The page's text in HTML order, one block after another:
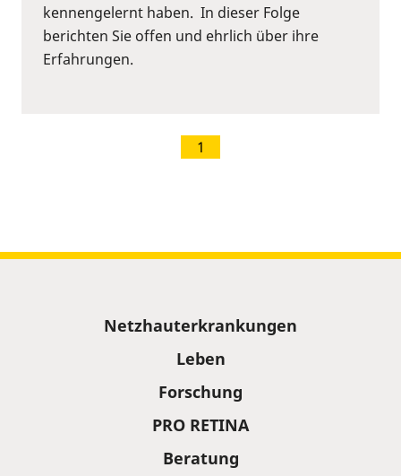
kennengelernt haben. In dieser Folge
berichten Sie offen und ehrlich über ihre
Erfahrungen.
1
Netzhauterkrankungen
Leben
Forschung
PRO RETINA
Beratung